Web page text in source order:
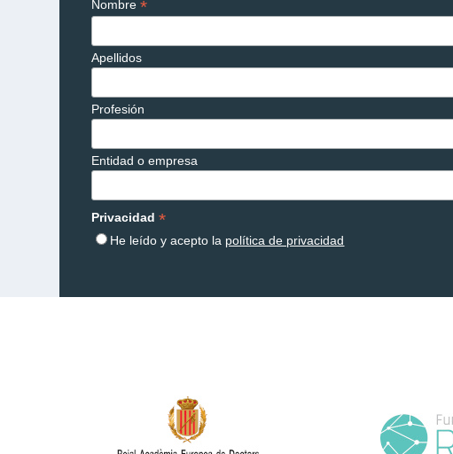
Nombre*
Apellidos
Profesión
Entidad o empresa
Privacidad*
He leído y acepto la política de privacidad